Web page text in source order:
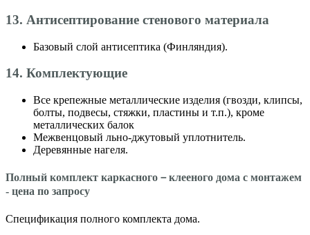
13. Антисептирование стенового материала
Базовый слой антисептика (Финляндия).
14. Комплектующие
Все крепежные металлические изделия (гвозди, клипсы,
болты, подвесы, стяжки, пластины и т.п.), кроме
металлических балок
Межвенцовый льно-джутовый уплотнитель.
Деревянные нагеля.
Полный комплект каркасного－клееного дома с монтажем
- цена по запросу
Спецификация полного комплекта дома.